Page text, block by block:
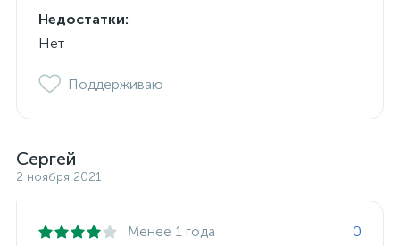
Недостатки:
Нет
Поддерживаю
Сергей
2 ноября 2021
Менее 1 года
0